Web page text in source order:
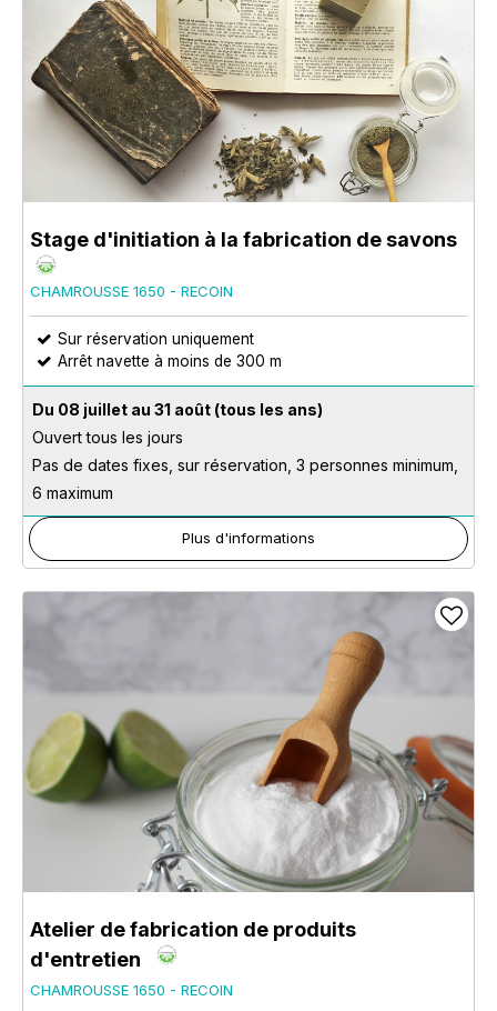
Stage d'initiation à la fabrication de savons
CHAMROUSSE 1650 - RECOIN
Sur réservation uniquement
Arrêt navette à moins de 300 m
Du 08 juillet au 31 août (tous les ans)
Ouvert tous les jours
Pas de dates fixes, sur réservation, 3 personnes minimum,
6 maximum
Plus d'informations
Atelier de fabrication de produits
d'entretien
CHAMROUSSE 1650 - RECOIN